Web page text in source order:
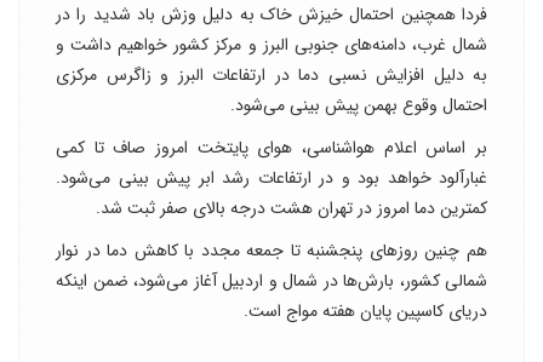
فردا همچنین احتمال خیزش خاک به دلیل وزش باد شدید را در
شمال غرب، دامنه‌های جنوبی البرز و مرکز کشور خواهیم داشت و
به دلیل افزایش نسبی دما در ارتفاعات البرز و زاگرس مرکزی
احتمال وقوع بهمن پیش بینی می‌شود.
بر اساس اعلام هواشناسی، هوای پایتخت امروز صاف تا کمی
غبارآلود خواهد بود و در ارتفاعات رشد ابر پیش بینی می‌شود.
کمترین دما امروز در تهران هشت درجه بالای صفر ثبت شد.
هم چنین روزهای پنجشنبه تا جمعه مجدد با کاهش دما در نوار
شمالی کشور، بارش‌ها در شمال و اردبیل آغاز می‌شود، ضمن اینکه
دریای کاسپین پایان هفته مواج است.